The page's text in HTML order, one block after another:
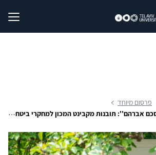
פרסום מיוחד
תובנות מקבינט המכון למחקרי ביטחון לאומי